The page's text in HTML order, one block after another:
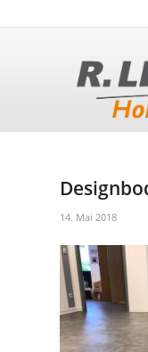
14. Mai 2018